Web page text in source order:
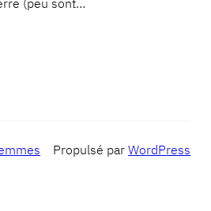
Propulsé parWordPress